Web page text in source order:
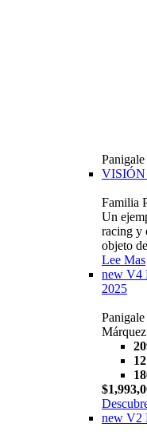
Panigale
Familia
Un
racing y
objeto
Lee Mas
new V4
2025
new V2